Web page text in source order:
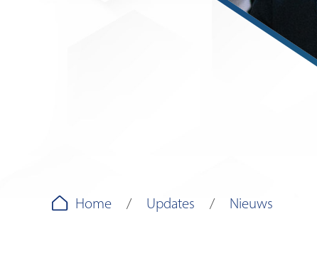
Home Updates Nieuws